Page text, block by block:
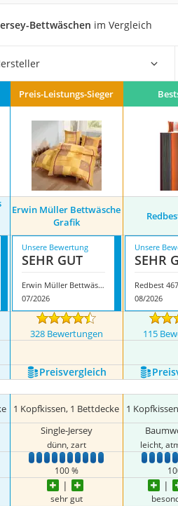
90 x 200 cm
Service
Bettwäschen im Vergleich
Preis-Leistungs-Sieger
Erwin Müller Bettwäsche
Grafik
Unsere Bewertung
SEHR GUT
Erwin Müller Bettwäsche Grafik
07/2026
Unsere
SEHR
Redbest
08/2026
328 Bewertungen 115
Preis­vergleich
1 Kopfkissen, 1 Bettdecke 1
Single-Jersey
dünn, zart leicht,
1 2 3 4 5 6 7 8 9 10
100 %
1 2 3 4 5
sehr gut